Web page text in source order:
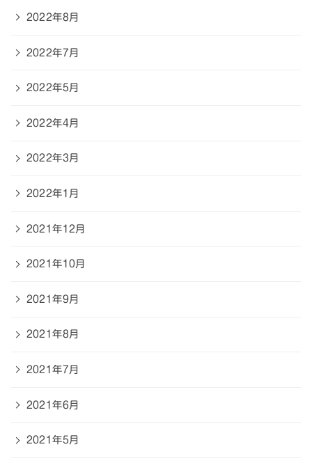
2022年8月
2022年7月
2022年5月
2022年4月
2022年3月
2022年1月
2021年12月
2021年10月
2021年9月
2021年8月
2021年7月
2021年6月
2021年5月